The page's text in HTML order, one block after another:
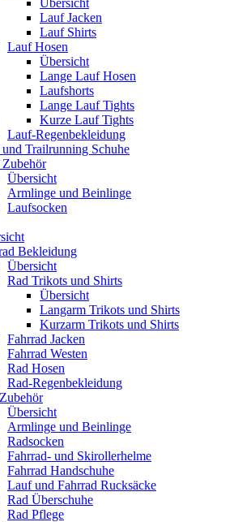
Übersicht
Lauf Jacken
Lauf Shirts
Lauf Hosen
Übersicht
Lange Lauf Hosen
Laufshorts
Lange Lauf Tights
Kurze Lauf Tights
Lauf-Regenbekleidung
Trailrunning Schuhe
Übersicht
Armlinge und Beinlinge
Laufsocken
Bekleidung
Übersicht
Rad Trikots und Shirts
Übersicht
Langarm Trikots und Shirts
Kurzarm Trikots und Shirts
Fahrrad Jacken
Fahrrad Westen
Rad Hosen
Rad-Regenbekleidung
Übersicht
Armlinge und Beinlinge
Radsocken
Fahrrad- und Skirollerhelme
Fahrrad Handschuhe
Lauf und Fahrrad Rucksäcke
Rad Überschuhe
Rad Pflege